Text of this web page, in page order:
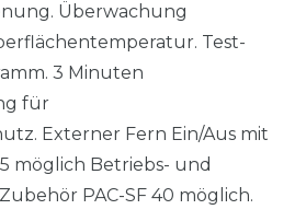
Überwachung
Test-
3 Minuten
für
Externer Fern Ein/Aus mit
möglich Betriebs- und
PAC-SF 40 möglich.